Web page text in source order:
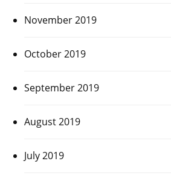
November 2019
October 2019
September 2019
August 2019
July 2019